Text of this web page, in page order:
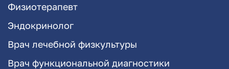
Физиотерапевт
Эндокринолог
Врач лечебной физкультуры
Врач функциональной диагностики